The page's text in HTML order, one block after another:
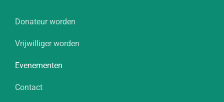
Donateur worden
Vrijwilliger worden
Evenementen
Contact